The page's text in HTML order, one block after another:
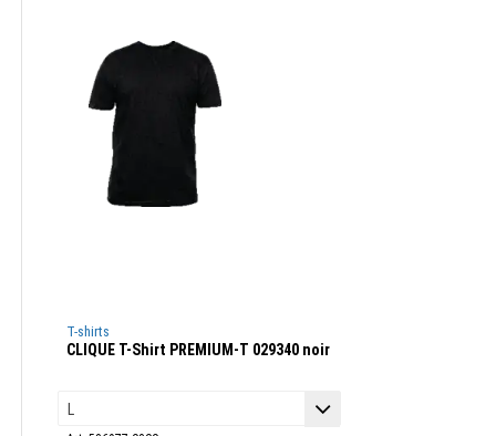
T-shirts
CLIQUE T-Shirt PREMIUM-T 029340 noir